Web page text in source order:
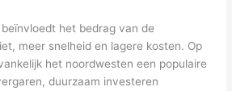
het bedrag van de
meer snelheid en lagere kosten. Op
het noordwesten een populaire
duurzaam investeren